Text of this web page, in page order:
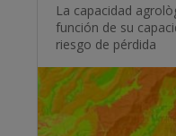
La capacidad
función de su
riesgo de pérdida